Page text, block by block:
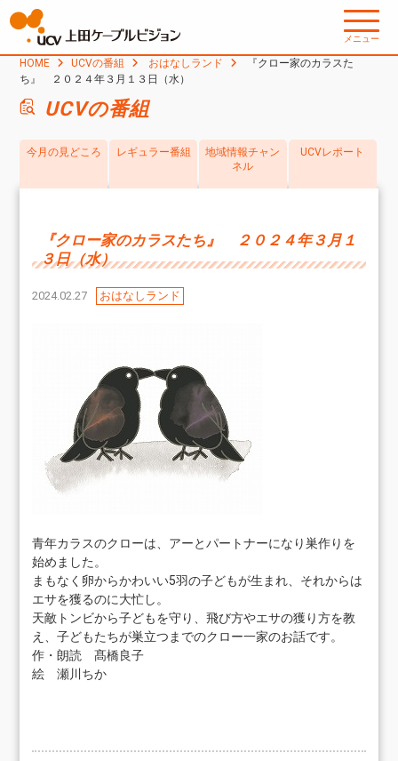
メニュー
HOME UCVの番組 おはなしランド
『クロー家のカラスた
ち』 ２０２４年３月１３日（水）
UCVの番組
今月の見どころ レギュラー番組
地域情報チャン
ネル
UCVレポート
『クロー家のカラスたち』 ２０２４年３月１
３日（水）
2024.02.27 おはなしランド
青年カラスのクローは、アーとパートナーになり巣作りを
始めました。
まもなく卵からかわいい5羽の子どもが生まれ、それからは
エサを獲るのに大忙し。
天敵トンビから子どもを守り、飛び方やエサの獲り方を教
え、子どもたちが巣立つまでのクロー一家のお話です。
作・朗読 髙橋良子
絵 瀬川ちか